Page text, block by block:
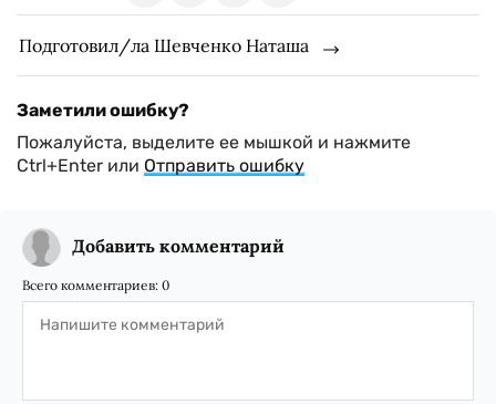
Подготовил/ла Шевченко Наташа
Заметили ошибку?
Пожалуйста, выделите ее мышкой и нажмите
Ctrl+Enter или Отправить ошибку
Добавить комментарий
Всего комментариев: 0